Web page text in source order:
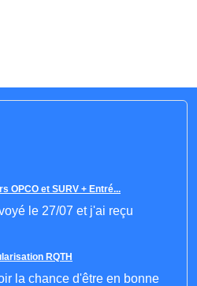
OPCO et SURV + Entré...
le 27/07 et j'ai reçu
RQTH
la chance d'être en bonne